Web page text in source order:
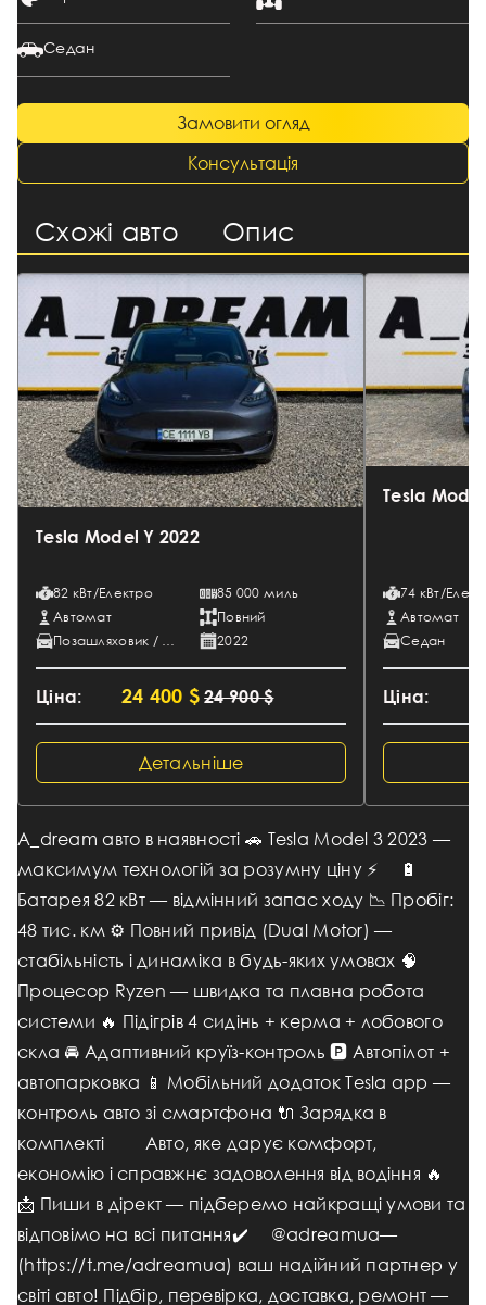
Седан
Замовити огляд
Консультація
Схожі авто Опис
Tesla Model Y 2022
82 кВт/Електро
85 000 миль
Автомат
Повний
Позашляховик / Кросовер
2022
Ціна: 24 400 $ 24 900 $
Детальніше
Tesla
74 кВт/
Автомат
Седан
Ціна:
A_dream авто в наявності 🚗 Tesla Model 3 2023 —
максимум технологій за розумну ціну ⚡️ ⠀ 🔋
Батарея 82 кВт — відмінний запас ходу 📉 Пробіг:
48 тис. км ⚙️ Повний привід (Dual Motor) —
стабільність і динаміка в будь-яких умовах 🧠
Процесор Ryzen — швидка та плавна робота
системи 🔥 Підігрів 4 сидінь + керма + лобового
скла 🚘 Адаптивний круїз-контроль 🅿️ Автопілот +
автопарковка 📱 Мобільний додаток Tesla app —
контроль авто зі смартфона 🔌 Зарядка в
комплекті ⠀ ⠀ Авто, яке дарує комфорт,
економію і справжнє задоволення від водіння 🔥 ⠀
📩 Пиши в дірект — підберемо найкращі умови та
відповімо на всі питання✔️ ⠀ @adreamua—
(https://t.me/adreamua) ваш надійний партнер у
світі авто! Підбір, перевірка, доставка, ремонт —